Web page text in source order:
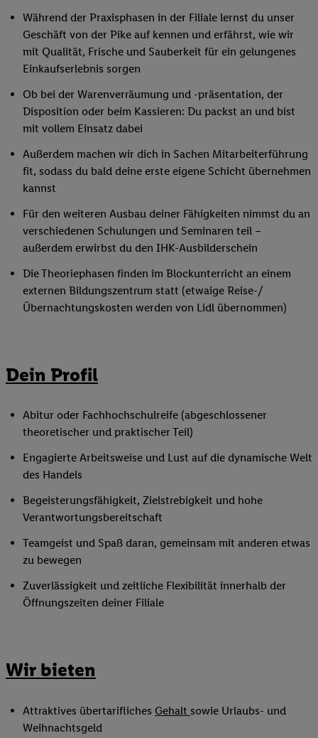
Während der Praxisphasen in der Filiale lernst du unser
Geschäft von der Pike auf kennen und erfährst, wie wir
mit Qualität, Frische und Sauberkeit für ein gelungenes
Einkaufserlebnis sorgen
Ob bei der Warenverräumung und -präsentation, der
Disposition oder beim Kassieren: Du packst an und bist
mit vollem Einsatz dabei
Außerdem machen wir dich in Sachen Mitarbeiterführung
fit, sodass du bald deine erste eigene Schicht übernehmen
kannst
Für den weiteren Ausbau deiner Fähigkeiten nimmst du an
verschiedenen Schulungen und Seminaren teil –
außerdem erwirbst du den IHK-Ausbilderschein
Die Theoriephasen finden im Blockunterricht an einem
externen Bildungszentrum statt (etwaige Reise-/
Übernachtungskosten werden von Lidl übernommen)
Dein Profil
Abitur oder Fachhochschulreife (abgeschlossener
theoretischer und praktischer Teil)
Engagierte Arbeitsweise und Lust auf die dynamische Welt
des Handels
Begeisterungsfähigkeit, Zielstrebigkeit und hohe
Verantwortungsbereitschaft
Teamgeist und Spaß daran, gemeinsam mit anderen etwas
zu bewegen
Zuverlässigkeit und zeitliche Flexibilität innerhalb der
Öffnungszeiten deiner Filiale
Wir bieten
Attraktives übertarifliches Gehalt sowie Urlaubs- und
Weihnachtsgeld